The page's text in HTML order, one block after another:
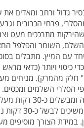
גדול ורחב ומאדים
והסלרי, פרחי הכרובית
השומר והפלפל
עם המיץ. מתבלים
כיסוי ויותר (כדאי
חלק מהמרק). מניחים
הסלרי השלמים
+ מנמיכים את הלהבה
מוסיפים את
במידת הצורך מוסיפים